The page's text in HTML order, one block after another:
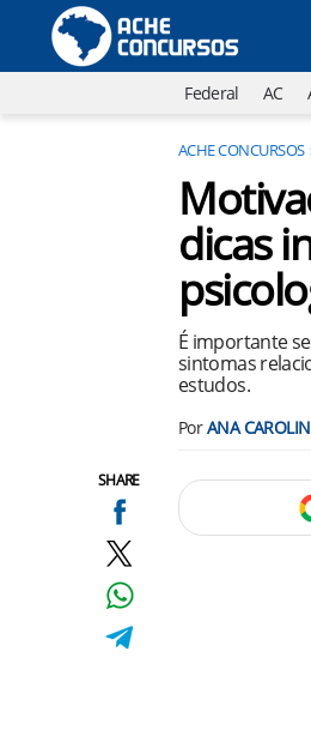
Federal AC
ACHE CONCURSOS
SHARE
dicas
É importante
sintomas
estudos.
PorANA